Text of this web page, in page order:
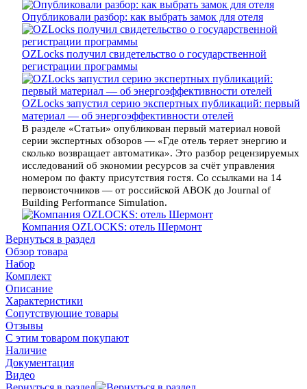
Опубликовали разбор: как выбрать замок для отеля
OZLocks получил свидетельство о государственной
регистрации программы
OZLocks запустил серию экспертных публикаций: первый
материал — об энергоэффективности отелей
В разделе «Статьи» опубликован первый материал новой
серии экспертных обзоров — «Где отель теряет энергию и
сколько возвращает автоматика». Это разбор рецензируемых
исследований об экономии ресурсов за счёт управления
номером по факту присутствия гостя. Со ссылками на 14
первоисточников — от российской АВОК до Journal of
Building Performance Simulation.
Компания OZLOCKS: отель Шермонт
Вернуться в раздел
Обзор товара
Набор
Комплект
Описание
Характеристики
Сопутствующие товары
Отзывы
С этим товаром покупают
Наличие
Документация
Видео